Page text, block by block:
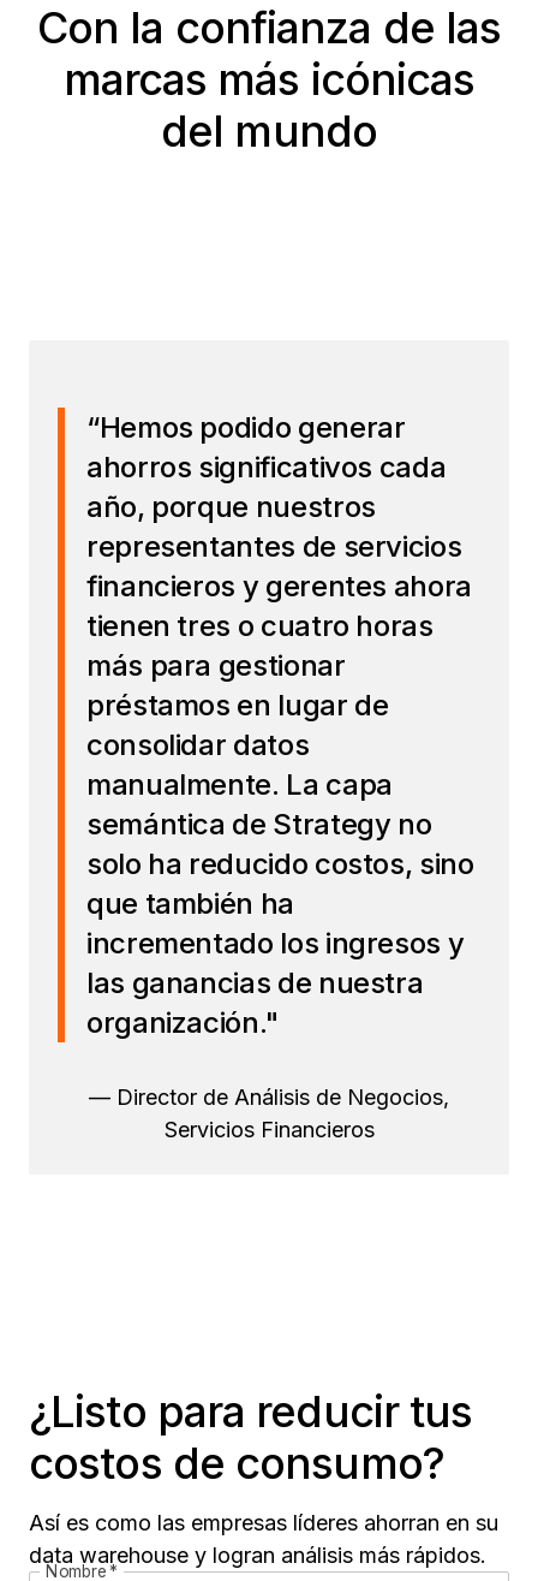
Con la confianza de las
marcas más icónicas
del mundo
“Hemos podido generar
ahorros significativos cada
año, porque nuestros
representantes de servicios
financieros y gerentes ahora
tienen tres o cuatro horas
más para gestionar
préstamos en lugar de
consolidar datos
manualmente. La capa
semántica de Strategy no
solo ha reducido costos, sino
que también ha
incrementado los ingresos y
las ganancias de nuestra
organización."
— Director de Análisis de Negocios,
Servicios Financieros
¿Listo para reducir tus
costos de consumo?
Así es como las empresas líderes ahorran en su
data warehouse y logran análisis más rápidos.
Nombre*